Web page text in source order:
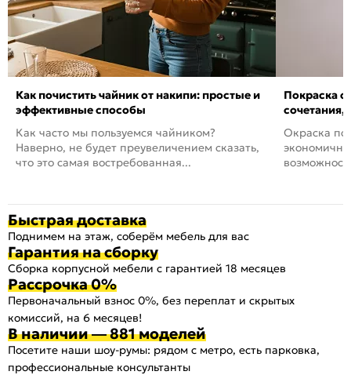
Как почистить чайник от накипи: простые и
эффективные способы
Как часто мы пользуемся чайником?
Наверно, не будет преувеличением сказать,
что это самая востребованная...
Покраска
сочетания,
Окраска
Быстрая доставка
Поднимем на этаж, соберём мебель для вас
Гарантия на сборку
Сборка корпусной мебели с гарантией 18 месяцев
Рассрочка 0%
Первоначальный взнос 0%, без переплат и скрытых
комиссий, на 6 месяцев!
В наличии — 881 моделей
Посетите наши шоу-румы: рядом с метро, есть парковка,
профессиональные консультанты